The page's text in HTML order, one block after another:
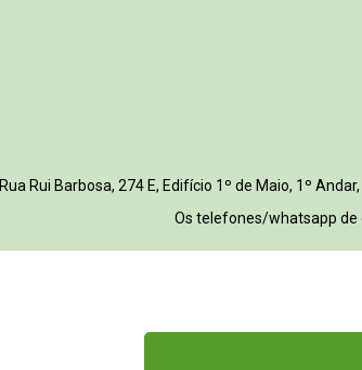
Rua Rui Barbosa, 274 E, Edifício 1º de Maio, 1º
Os telefones/whatsapp de